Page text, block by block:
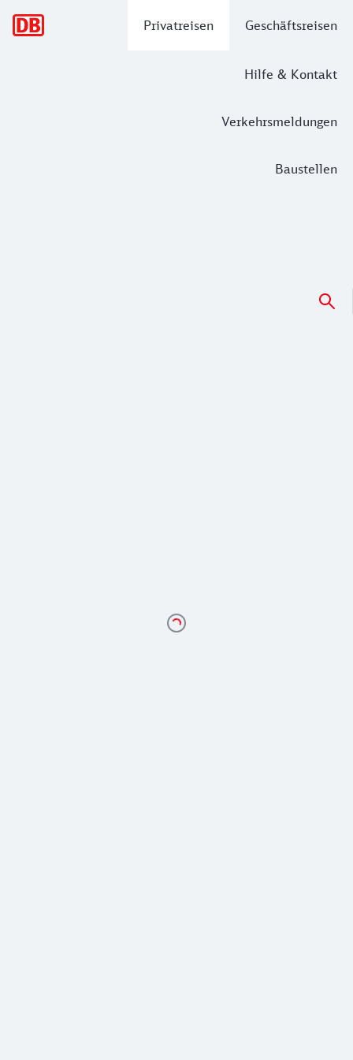
Privatreisen Geschäftsreisen
Hilfe & Kontakt
Verkehrsmeldungen
Baustellen